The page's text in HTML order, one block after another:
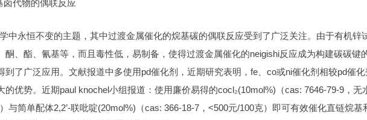
卤代物的偶联反应
中永恒不变的主题，其中过渡金属催化的烷基碳的偶联反应受到了广泛关注。由于有机锌
酮、酯、氰基等，而且毒性低，易制备，使得过渡金属催化的neigishi反应成为构建碳碳键
到了广泛应用。文献报道中多使用pd催化剂，近期研究表明，fe、co或ni催化剂相较pd催化
的优势。近期paul knochel小组报道：使用廉价易得的cocl₂(10mol%)（cas: 7646-79-9，无
与简单配体2,2’-联吡啶(20mol%)（cas: 366-18-7，<500元/100克）即可有效催化直链烷基